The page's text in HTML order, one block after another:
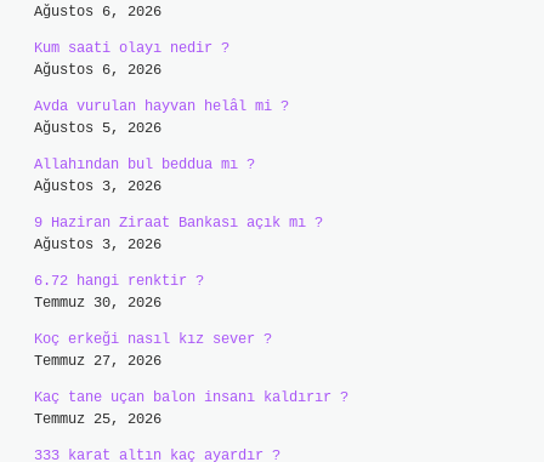
Ağustos 6, 2026
Kum saati olayı nedir ?
Ağustos 6, 2026
Avda vurulan hayvan helâl mi ?
Ağustos 5, 2026
Allahından bul beddua mı ?
Ağustos 3, 2026
9 Haziran Ziraat Bankası açık mı ?
Ağustos 3, 2026
6.72 hangi renktir ?
Temmuz 30, 2026
Koç erkeği nasıl kız sever ?
Temmuz 27, 2026
Kaç tane uçan balon insanı kaldırır ?
Temmuz 25, 2026
333 karat altın kaç ayardır ?